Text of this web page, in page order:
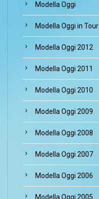
Modella Oggi
Modella Oggi in Tour
Modella Oggi 2012
Modella Oggi 2011
Modella Oggi 2010
Modella Oggi 2009
Modella Oggi 2008
Modella Oggi 2007
Modella Oggi 2006
Modella Oggi 2005